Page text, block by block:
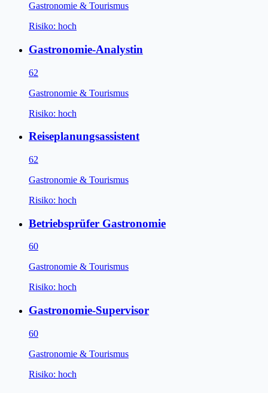
Gastronomie & Tourismus
Risiko: hoch
Gastronomie-Analystin
62
Gastronomie & Tourismus
Risiko: hoch
Reiseplanungsassistent
62
Gastronomie & Tourismus
Risiko: hoch
Betriebsprüfer Gastronomie
60
Gastronomie & Tourismus
Risiko: hoch
Gastronomie-Supervisor
60
Gastronomie & Tourismus
Risiko: hoch